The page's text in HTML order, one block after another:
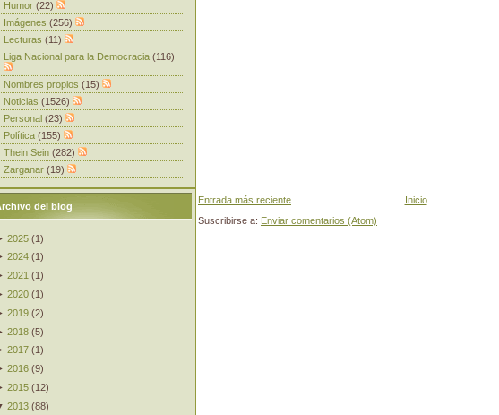
Entrada más reciente
Inicio
Suscribirse a: Enviar comentarios (Atom)
Humor (22)
Imágenes (256)
Lecturas (11)
Liga Nacional para la Democracia (116)
Nombres propios (15)
Noticias (1526)
Personal (23)
Política (155)
Thein Sein (282)
Zarganar (19)
del blog
2025 (1)
2024 (1 )
2021 (1)
2020 (1)
2019 (2)
2018 (5)
2017 (1 )
2016 (9)
2015 (12)
2013 (88)